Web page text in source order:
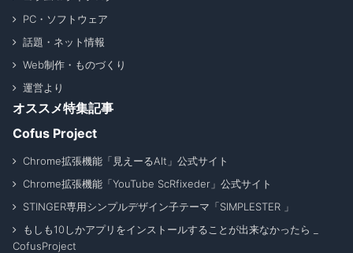
PC・ソフトウェア
話題・ネット情報
Web制作・ものづくり
運営より
オススメ特集記事
Cofus Project
Chrome拡張機能「見えーるAlt」公式サイト
Chrome拡張機能「YouTube ScRfixeder」公式サイト
STINGER専用シンプルデザイン子テーマ「SIMPLESTER 」
もしも10しかアプリをインストールすることが出来なかったら _
CofusProject